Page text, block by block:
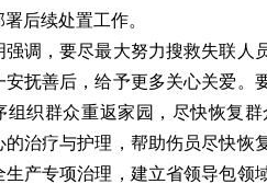
后续处置工作。
，要尽最大努力搜救失联人
安抚善后，给予更多关心关爱。
组织群众重返家园，尽快恢复
的治疗与护理，帮助伤员尽快恢
生产专项治理，建立省领导包领